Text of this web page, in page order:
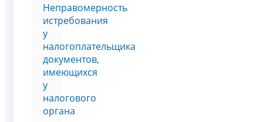
Неправомерность
истребования
у
налогоплательщика
документов,
имеющихся
у
налогового
органа